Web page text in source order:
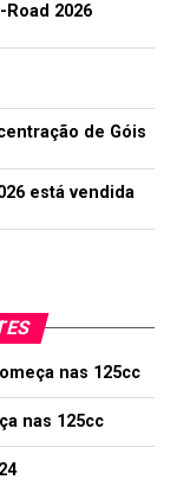
2026
de Góis
está vendida
nas 125cc
nas 125cc